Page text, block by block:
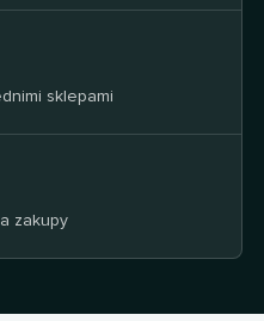
sklepami
zakupy